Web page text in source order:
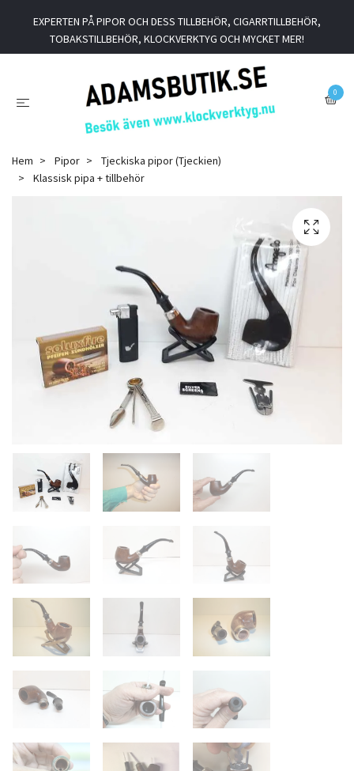
EXPERTEN PÅ PIPOR OCH DESS TILLBEHÖR, CIGARRTILLBEHÖR,
TOBAKSTILLBEHÖR, KLOCKVERKTYG OCH MYCKET MER!
0
Hem Pipor
Tjeckiska pipor (Tjeckien)
Klassisk pipa + tillbehör